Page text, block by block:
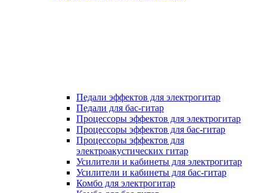
Педали эффектов для электрогитар
Педали для бас-гитар
Процессоры эффектов для электрогитар
Процессоры эффектов для бас-гитар
Процессоры эффектов для
электроакустических гитар
Усилители и кабинеты для электрогитар
Усилители и кабинеты для бас-гитар
Комбо для электрогитар